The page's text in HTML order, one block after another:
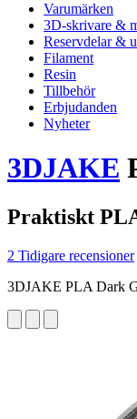
Varumärken
3D-skrivare &
Reservdelar &
Filament
Resin
Tillbehör
Erbjudanden
Nyheter
3DJAKE
Praktiskt
2 Tidigare recensioner
3DJAKE PLA Dark